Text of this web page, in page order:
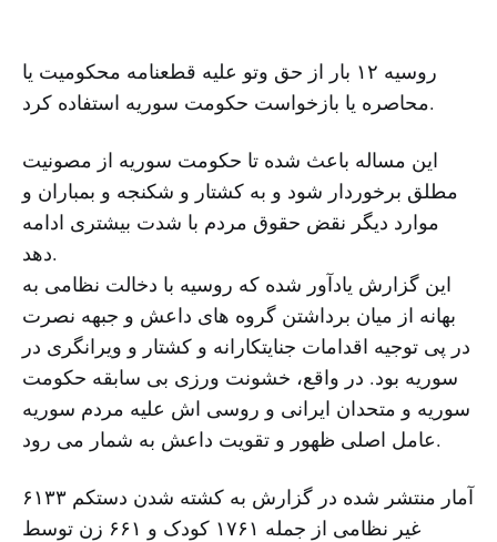
روسیه ۱۲ بار از حق وتو علیه قطعنامه محکومیت یا
محاصره یا بازخواست حکومت سوریه استفاده کرد.
این مساله باعث شده تا حکومت سوریه از مصونیت
مطلق برخوردار شود و به کشتار و شکنجه و بمباران و
موارد دیگر نقض حقوق مردم با شدت بیشتری ادامه
دهد.
این گزارش یادآور شده که روسیه با دخالت نظامی به
بهانه از میان برداشتن گروه های داعش و جبهه نصرت
در پی توجیه اقدامات جنایتکارانه و کشتار و ویرانگری در
سوریه بود. در واقع، خشونت ورزی بی سابقه حکومت
سوریه و متحدان ایرانی و روسی اش علیه مردم سوریه
عامل اصلی ظهور و تقویت داعش به شمار می رود.
آمار منتشر شده در گزارش به کشته شدن دستکم ۶۱۳۳
غیر نظامی از جمله ۱۷۶۱ کودک و ۶۶۱ زن توسط